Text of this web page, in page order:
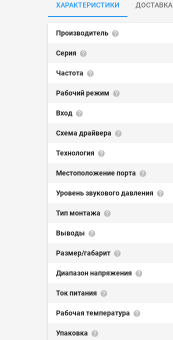
ХАРАКТЕРИСТИКИ ДОСТАВКА
Производитель
Серия
Частота
Рабочий режим
Вход
Схема драйвера
Технология
Местоположение порта
Уровень звукового давления
Тип монтажа
Выводы
Размер/габарит
Диапазон напряжения
Ток питания
Рабочая температура
Упаковка